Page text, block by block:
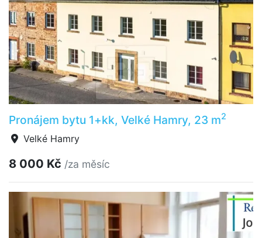
Pronájem bytu 1+kk, Velké Hamry, 23 m2
Velké Hamry
8 000 Kč /za měsíc